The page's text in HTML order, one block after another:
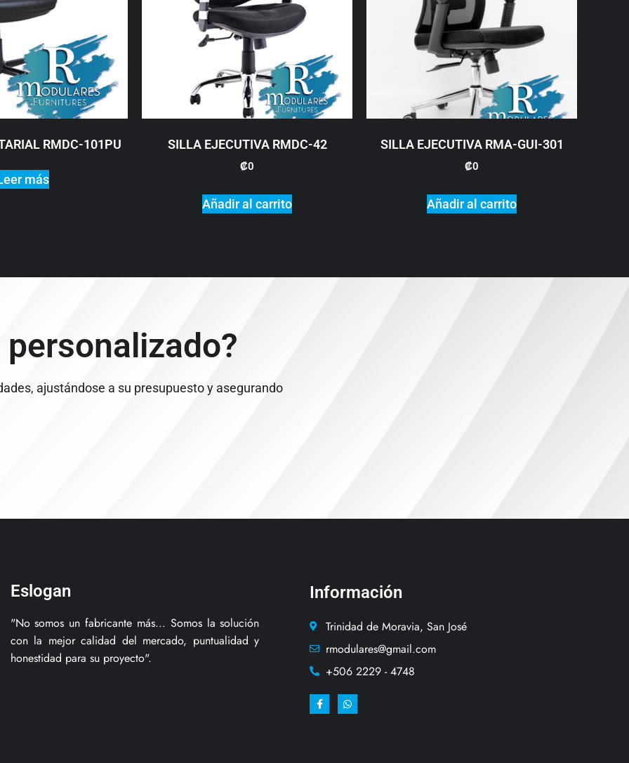
RMDC-101PU
más
SILLA EJECUTIVA RMDC-42
₡0
Añadir al carrito
SILLA EJECUTIVA RMA-GUI-301
₡0
Añadir al carrito
ajustándose a su presupuesto y asegurando
Eslogan
"No somos un fabricante más... Somos la solución
con la mejor calidad del mercado, puntualidad y
honestidad para su proyecto".
Información
Trinidad de Moravia, San José
rmodulares@gmail.com
+506 2229 - 4748